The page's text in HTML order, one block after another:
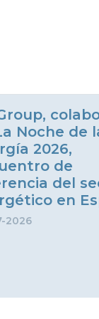
Noche de
2026,
de
del
en
2026